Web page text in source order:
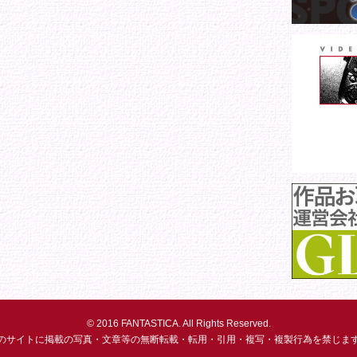
© 2016 FANTASTICA. All Rights Reserved.
サイトに掲載の写真・文章等の無断転載・転用・引用・複写・複製行為を禁じま